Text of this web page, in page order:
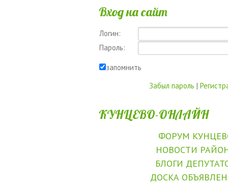
Вход на сайт
Логин:
Пароль:
запомнить
Забыл пароль |
КУНЦЕВО-ОНЛАЙН
ФОРУМ
НОВОСТИ
БЛОГИ
ДОСКА